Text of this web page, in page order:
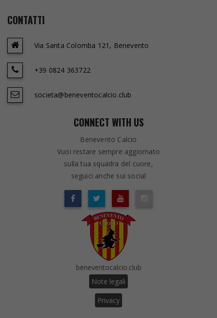
CONTATTI
Via Santa Colomba 121, Benevento
+39 0824 363722
societa@beneventocalcio.club
CONNECT WITH US
Benevento Calcio
Vuoi restare sempre aggiornato
sulla tua squadra del cuore,
seguici anche sui social
beneventocalcio.club
Note legali
Privacy